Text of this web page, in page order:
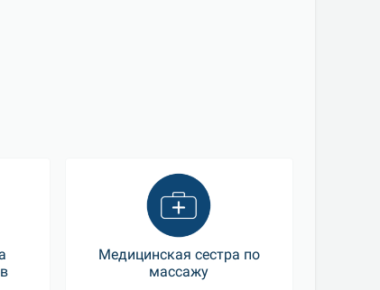
Медицинская сестра по
массажу